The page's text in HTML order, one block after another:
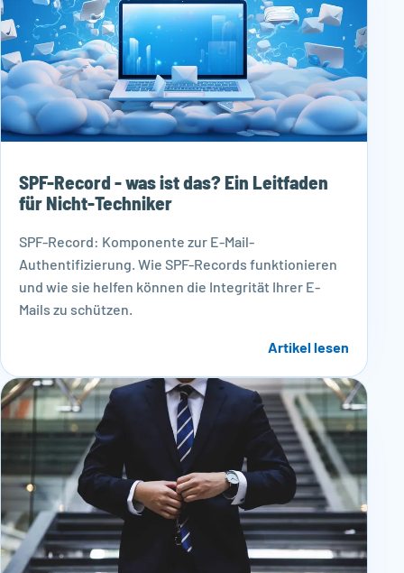
SPF-Record - was ist das? Ein Leitfaden
für Nicht-Techniker
SPF-Record: Komponente zur E-Mail-
Authentifizierung. Wie SPF-Records funktionieren
und wie sie helfen können die Integrität Ihrer E-
Mails zu schützen.
Artikel lesen